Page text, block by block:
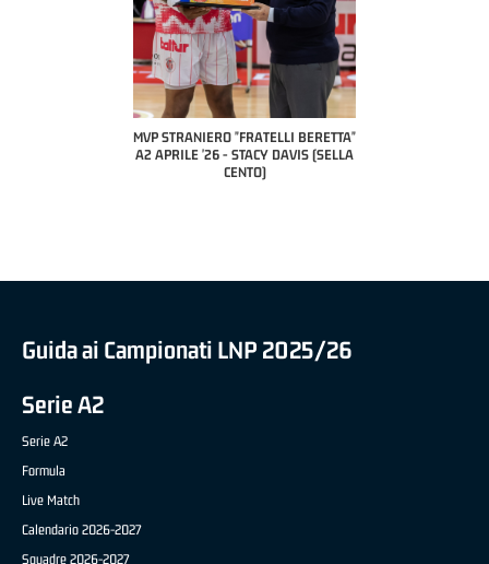
MVP STRANIERO "FRATELLI BERETTA"
A2 APRILE '26 - STACY DAVIS (SELLA
MVP "FRATELLI BERETTA" SAMUEL
DILAS B NAZIONALE APRILE '26 -
MARCO RESTELLI (TAV TREVIGLIO
Guida ai Campionati LNP 2025/26
Serie A2
Serie A2
Formula
Live Match
Calendario 2026-2027
Squadre 2026-2027